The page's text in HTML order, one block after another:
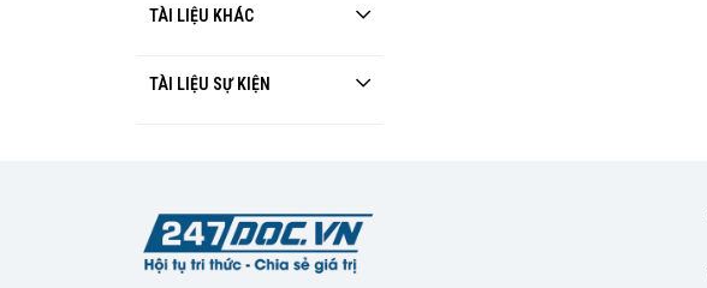
TÀI LIỆU KHÁC
TÀI LIỆU SỰ KIỆN